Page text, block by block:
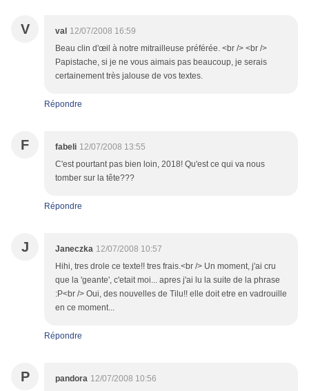
V val 12/07/2008 16:59
Beau clin d'œil à notre mitrailleuse préférée. <br /> <br />
Papistache, si je ne vous aimais pas beaucoup, je serais
certainement très jalouse de vos textes.
Répondre
F fabeli 12/07/2008 13:55
C'est pourtant pas bien loin, 2018! Qu'est ce qui va nous
tomber sur la tête???
Répondre
J Janeczka 12/07/2008 10:57
Hihi, tres drole ce texte!! tres frais.<br /> Un moment, j'ai cru
que la 'geante', c'etait moi... apres j'ai lu la suite de la phrase
:P<br /> Oui, des nouvelles de Tilu!! elle doit etre en vadrouille
en ce moment...
Répondre
P pandora 12/07/2008 10:56